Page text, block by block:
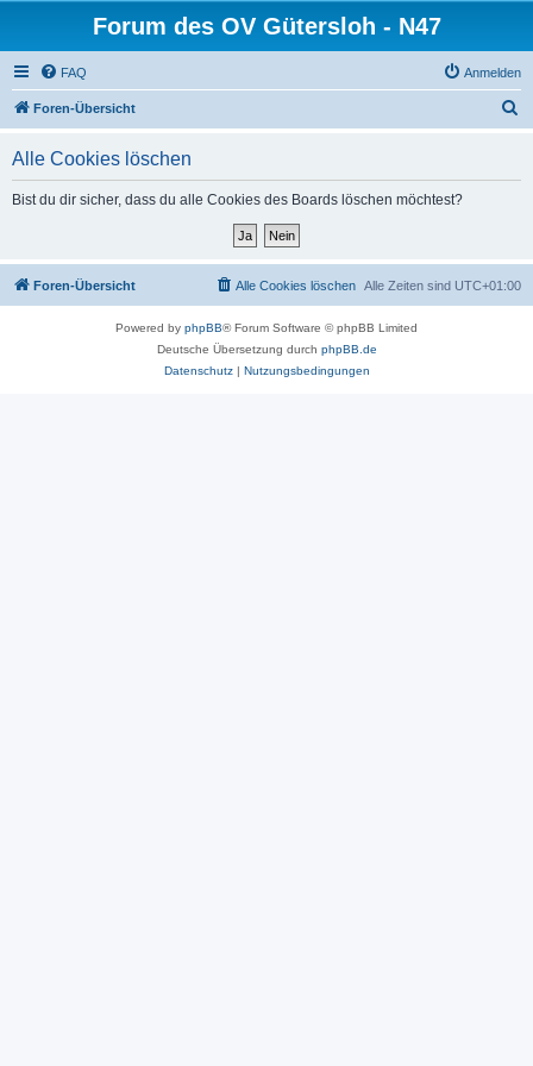
Forum des OV Gütersloh - N47
FAQ Anmelden
Foren-Übersicht
Alle Cookies löschen
Bist du dir sicher, dass du alle Cookies des Boards löschen möchtest?
Foren-Übersicht Alle Zeiten sind UTC+01:00
Alle Cookies löschen
Powered by phpBB® Forum Software © phpBB Limited
Deutsche Übersetzung durch phpBB.de
Datenschutz| Nutzungsbedingungen